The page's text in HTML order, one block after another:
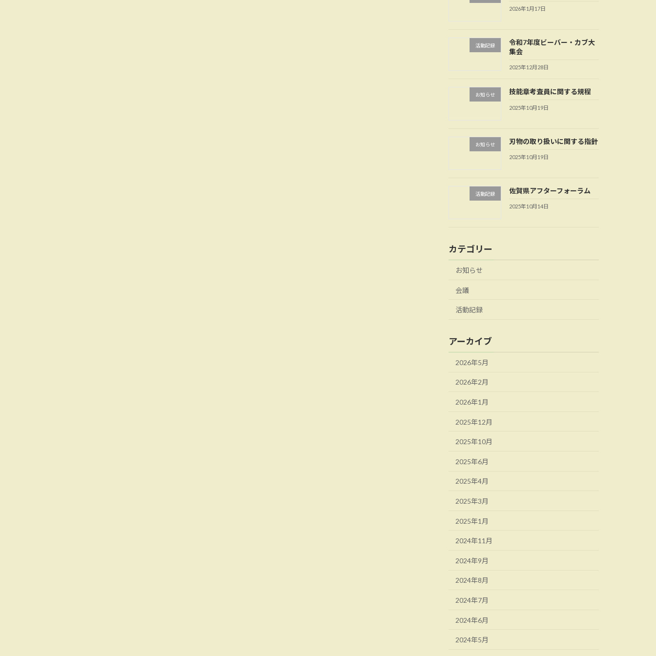
2026年1月17日
活動記録
令和7年度ビーバー・カブ大
集会
2025年12月28日
お知らせ 技能章考査員に関する規程
2025年10月19日
お知らせ 刃物の取り扱いに関する指針
2025年10月19日
活動記録 佐賀県アフターフォーラム
2025年10月14日
カテゴリー
お知らせ
会議
活動記録
アーカイブ
2026年5月
2026年2月
2026年1月
2025年12月
2025年10月
2025年6月
2025年4月
2025年3月
2025年1月
2024年11月
2024年9月
2024年8月
2024年7月
2024年6月
2024年5月